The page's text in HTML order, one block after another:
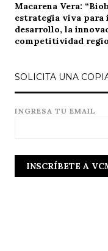
Macarena Vera:
estrategia viva para
desarrollo, la
competitividad
SOLICITA UNA
INGRESA TU EMAIL